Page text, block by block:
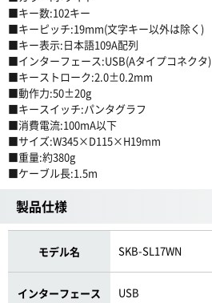
■キー数:102キー
■キーピッチ:19mm(文字キー以外は除く)
■キー表示:日本語109A配列
■インターフェース:USB(Aタイプコネクタ)
■キーストローク:2.0±0.2mm
■動作力:50±20g
■キースイッチ:パンタグラフ
■消費電流:100mA以下
■サイズ:W345×D115×H19mm
■重量:約380g
■ケーブル長:1.5m
製品仕様
モデル名 SKB-SL17WN
インターフェース USB